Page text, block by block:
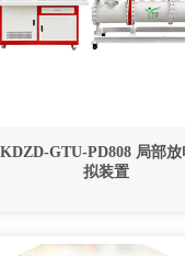
KDZD-GTU-PD808 局部放
拟装置